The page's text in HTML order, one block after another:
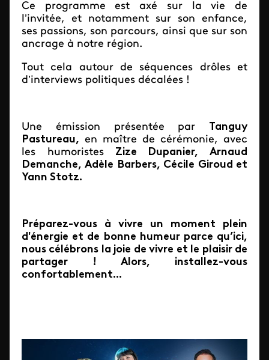
Ce programme est axé sur la vie de
l’invitée, et notamment sur son enfance,
ses passions, son parcours, ainsi que sur son
ancrage à notre région.
Tout cela autour de séquences drôles et
d’interviews politiques décalées !
Une émission présentée par Tanguy
Pastureau, en maître de cérémonie, avec
les humoristesZize Dupanier, Arnaud
Demanche, Adèle Barbers, Cécile Giroud et
Yann Stotz.
Préparez-vous à vivre un moment plein
d'énergie et de bonne humeur parce qu’ici,
nous célébrons la joie de vivre et le plaisir de
partager ! Alors, installez-vous
confortablement...